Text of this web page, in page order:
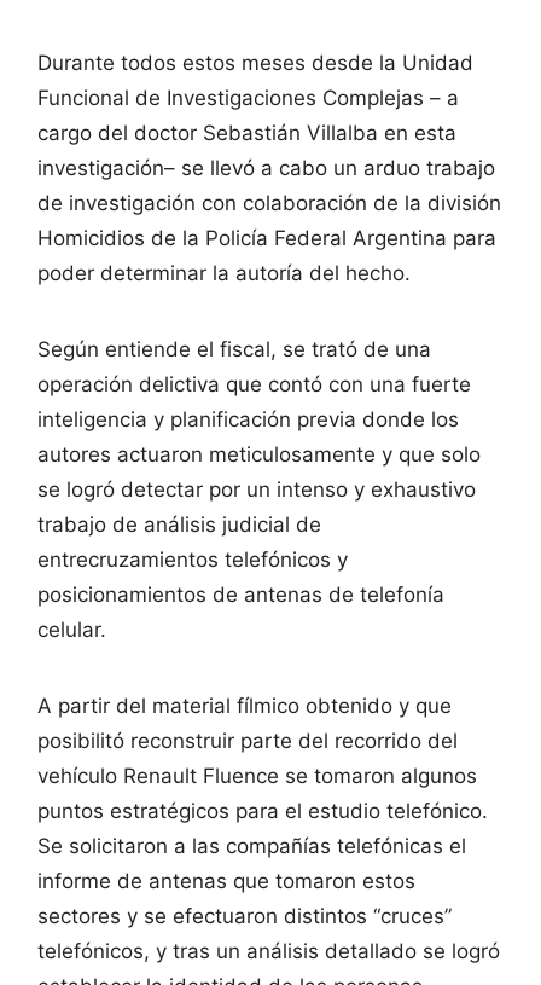
Durante todos estos meses desde la Unidad
Funcional de Investigaciones Complejas – a
cargo del doctor Sebastián Villalba en esta
investigación– se llevó a cabo un arduo trabajo
de investigación con colaboración de la división
Homicidios de la Policía Federal Argentina para
poder determinar la autoría del hecho.
Según entiende el fiscal, se trató de una
operación delictiva que contó con una fuerte
inteligencia y planificación previa donde los
autores actuaron meticulosamente y que solo
se logró detectar por un intenso y exhaustivo
trabajo de análisis judicial de
entrecruzamientos telefónicos y
posicionamientos de antenas de telefonía
celular.
A partir del material fílmico obtenido y que
posibilitó reconstruir parte del recorrido del
vehículo Renault Fluence se tomaron algunos
puntos estratégicos para el estudio telefónico.
Se solicitaron a las compañías telefónicas el
informe de antenas que tomaron estos
sectores y se efectuaron distintos “cruces”
telefónicos, y tras un análisis detallado se logró